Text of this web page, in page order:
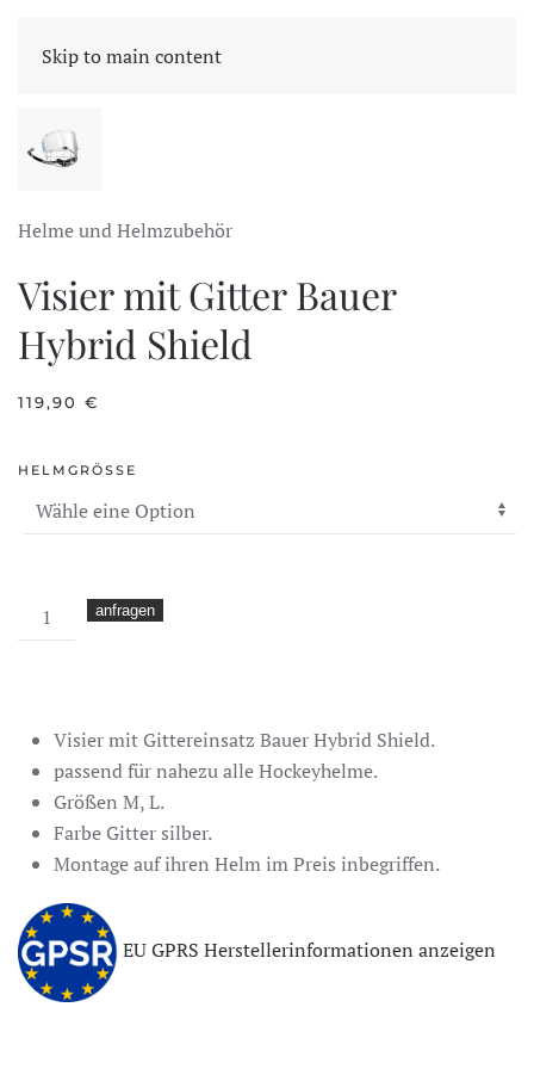
Skip to main content
Helme und Helmzubehör
Visier mit Gitter Bauer
Hybrid Shield
119,90 €
HELMGRÖSSE
Visier
mit
Hybrid
Shield
Menge
anfragen
Visier mit Gittereinsatz Bauer Hybrid Shield.
passend für nahezu alle Hockeyhelme.
Größen M, L.
Farbe Gitter silber.
Montage auf ihren Helm im Preis inbegriffen.
EU GPRS Herstellerinformationen anzeigen